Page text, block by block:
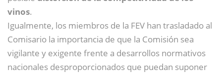
vinos.
Igualmente, los miembros de la FEV han trasladado al
Comisario la importancia de que la Comisión sea
vigilante y exigente frente a desarrollos normativos
nacionales desproporcionados que puedan suponer